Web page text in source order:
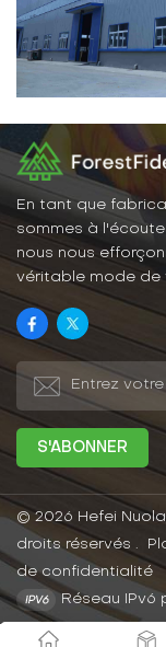
En tant que
sommes à
nous nous
véritable mode de
© 2026 Hefei
droits réservés .
de confidentialité
Réseau IPv6